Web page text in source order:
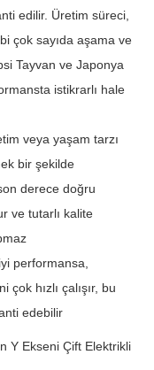
edilir. Üretim süreci,
çok sayıda aşama ve
Tayvan ve Japonya
istikrarlı hale
veya yaşam tarzı
bir şekilde
derece doğru
ve tutarlı kalite
performansa,
çok hızlı çalışır, bu
edebilir